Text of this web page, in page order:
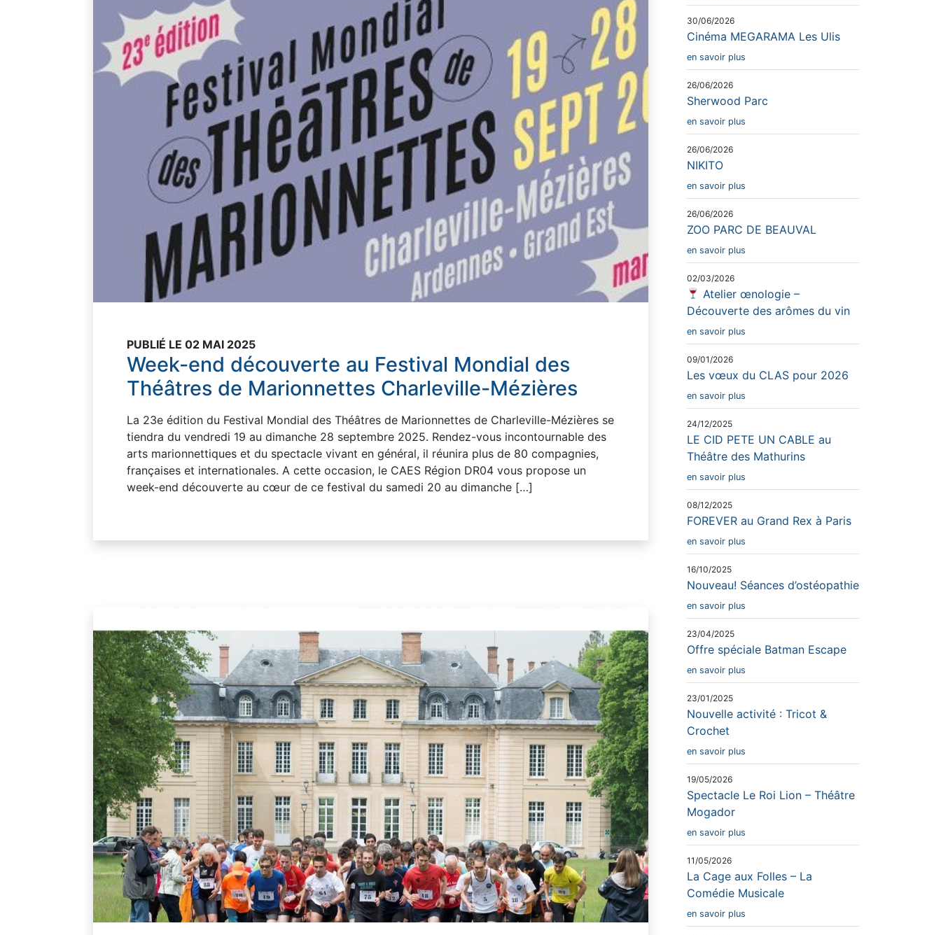
PUBLIÉ LE 02 MAI 2025
Week-end découverte au Festival Mondial des
Théâtres de Marionnettes Charleville-Mézières
La 23e édition du Festival Mondial des Théâtres de Marionnettes de Charleville-Mézières se
tiendra du vendredi 19 au dimanche 28 septembre 2025. Rendez-vous incontournable des
arts marionnettiques et du spectacle vivant en général, il réunira plus de 80 compagnies,
françaises et internationales. A cette occasion, le CAES Région DR04 vous propose un
week-end découverte au cœur de ce festival du samedi 20 au dimanche […]
30/06/2026
Cinéma MEGARAMA Les Ulis
en savoir plus
26/06/2026
Sherwood Parc
en savoir plus
26/06/2026
NIKITO
en savoir plus
26/06/2026
ZOO PARC DE BEAUVAL
en savoir plus
02/03/2026
Atelier œnologie –
Découverte des arômes du vin
en savoir plus
09/01/2026
Les vœux du CLAS pour 2026
en savoir plus
24/12/2025
LE CID PETE UN CABLE au
Théâtre des Mathurins
en savoir plus
08/12/2025
FOREVER au Grand Rex à Paris
en savoir plus
16/10/2025
Nouveau! Séances d’ostéopathie
en savoir plus
23/04/2025
Offre spéciale Batman Escape
en savoir plus
23/01/2025
Nouvelle activité : Tricot &
Crochet
en savoir plus
19/05/2026
Spectacle Le Roi Lion – Théâtre
Mogador
en savoir plus
11/05/2026
La Cage aux Folles – La
Comédie Musicale
en savoir plus